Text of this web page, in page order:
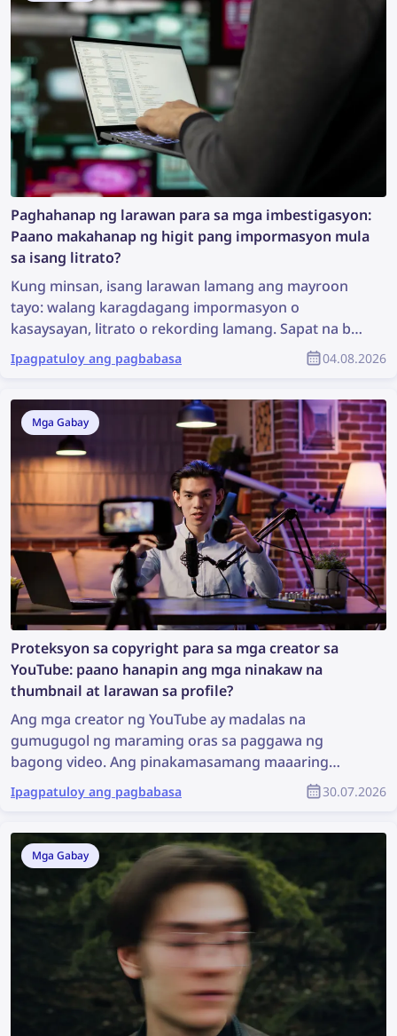
Paghahanap ng larawan para sa mga imbestigasyon:
Paano makahanap ng higit pang impormasyon mula
sa isang litrato?
Kung minsan, isang larawan lamang ang mayroon
tayo: walang karagdagang impormasyon o
kasaysayan, litrato o rekording lamang. Sapat na ba
iyon upang magsimula ng imbestigasyon? Maaaring
hindi ito ang pinakamainam na sitwasyon, ngunit
larawan na maaaring makatuklas ng mahalagang
impormasyon at makatulong sa imbestigasyon.
Kaya, paano ka makakahanap ng higit pang
impormasyon mula sa isang litrato?
Ipagpatuloy ang pagbabasa 04.08.2026
Mga Gabay
Proteksyon sa copyright para sa mga creator sa
YouTube: paano hanapin ang mga ninakaw na
thumbnail at larawan sa profile?
Ang mga creator ng YouTube ay madalas na
gumugugol ng maraming oras sa paggawa ng
bagong video. Ang pinakamasamang maaaring
mangyari ay kapag may nagnakaw ng kanilang
nilalaman, ginamit ito nang walang pahintulot, at
may-akda. Paano mo mahahanap ang ninakaw na
nilalaman at mapoprotektahan ang iyong copyright
bilang bahagi ng komunidad ng YouTube?
Ipagpatuloy ang pagbabasa 30.07.2026
Mga Gabay